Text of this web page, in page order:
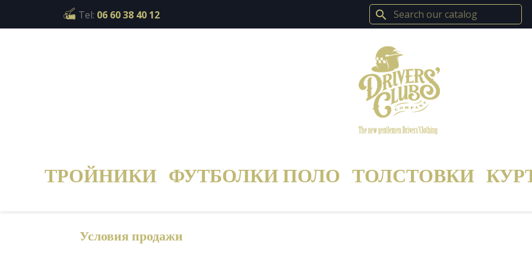
Tel: 06 60 38 40 12 search
ТРОЙНИКИ ФУТБОЛКИ ПОЛО ТОЛСТОВКИ
Условия продажи
Cookies management panel